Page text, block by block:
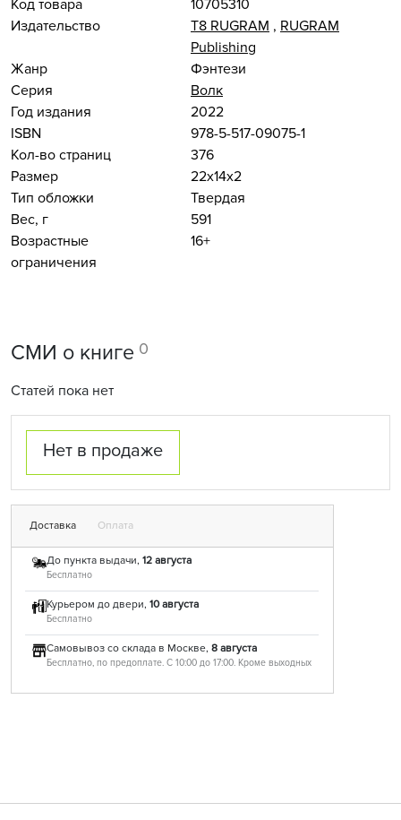
Код товара
10705310
Издательство
Т8 RUGRAM , RUGRAM
Publishing
Жанр
Фэнтези
Серия
Волк
Год издания
2022
ISBN
978-5-517-09075-1
Кол-во страниц
376
Размер
22x14x2
Тип обложки
Твердая
Вес, г
591
Возрастные
ограничения
16+
СМИ о книге 0
Статей пока нет
Нет в продаже
Доставка Оплата
До пункта выдачи, 12 августа
Бесплатно
Курьером до двери, 10 августа
Бесплатно
Самовывоз со склада в Москве, 8 августа
Бесплатно, по предоплате. С 10:00 до 17:00. Кроме выходных